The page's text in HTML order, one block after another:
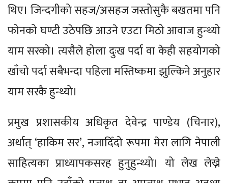
थिए। जिन्दगीको सहज/असहज जस्तोसुकै बखतमा पनि
फोनको घण्टी उठेपछि आउने एउटा मिठो आवाज हुन्थ्यो
याम सरको। त्यसैले होला दुःख पर्दा वा केही सहयोगको
खाँचो पर्दा सबैभन्दा पहिला मस्तिष्कमा झुल्किने अनुहार
याम सरकै हुन्थ्यो।
प्रमुख प्रशासकीय अधिकृत देवेन्द्र पाण्डेय (चिनार),
अर्थात् ‘हाकिम सर’, नजादिँदो रूपमा मेरा लागि नेपाली
साहित्यका प्राध्यापकसरह हुनुहुन्थ्यो। यो लेख लेख्ने